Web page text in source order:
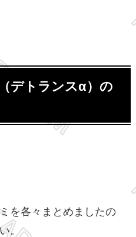
デトランスα）の
を各々まとめましたの
。